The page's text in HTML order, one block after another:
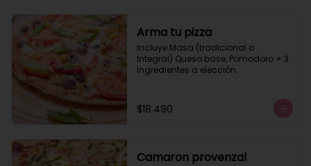
Arma tu pizza
Incluye Masa (tradicional o
Integral) Queso base, Pomodoro + 3
Ingredientes a elección.
$18.490
Camaron provenzal